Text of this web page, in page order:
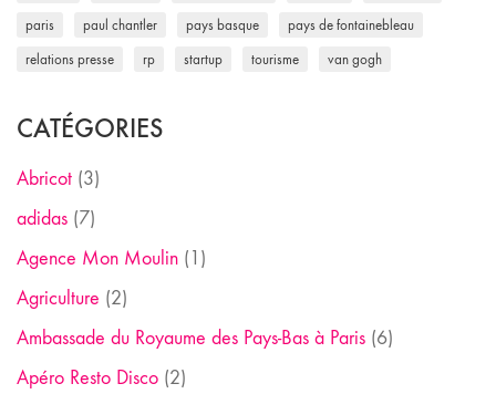
paris paul chantler pays basque pays de fontainebleau
relations presse rp startup tourisme van gogh
CATÉGORIES
Abricot (3)
adidas (7)
Agence Mon Moulin (1)
Agriculture (2)
Ambassade du Royaume des Pays-Bas à Paris (6)
Apéro Resto Disco (2)